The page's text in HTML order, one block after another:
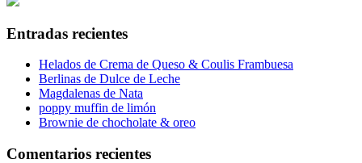
Entradas recientes
Helados de Crema de Queso & Coulis Frambuesa
Berlinas de Dulce de Leche
Magdalenas de Nata
poppy muffin de limón
Brownie de chocholate & oreo
Comentarios recientes